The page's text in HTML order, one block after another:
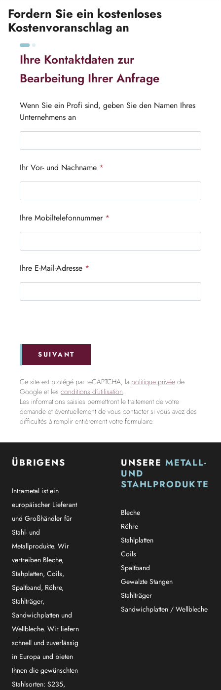
Fordern Sie ein kostenloses
Kostenvoranschlag an
Ihre Kontaktdaten zur
Bearbeitung Ihrer Anfrage
Wenn Sie ein Profi sind, geben Sie den Namen Ihres
Unternehmens an
Ihr Vor- und Nachname *
Ihre Mobiltelefonnummer *
Ihre E-Mail-Adresse *
SUIVANT
Ce site est protégé par reCAPTCHA, la politique privée de
Google et les conditions d'utilisation.
Les informations saisies permettront le traitement de votre
demande et éventuellement de vous contacter si vous avez des
difficultés à remplir entièrement votre formulaire.
ÜBRIGENS
Intrametal ist ein
europäischer Lieferant
und Großhändler für
Stahl- und
Metallprodukte. Wir
vertreiben Bleche,
Stahplatten, Coils,
Spaltband, Röhre,
Stahlträger,
Sandwichplatten und
Wellbleche. Wir liefern
schnell und zuverlässig
in Europa und bieten
Ihnen die gewünschten
Stahlsorten: S235,
UNSERE METALL-
UND
STAHLPRODUKTE
Bleche
Röhre
Stahlplatten
Coils
Spaltband
Gewalzte Stangen
Stahlträger
Sandwichplatten / Wellbleche